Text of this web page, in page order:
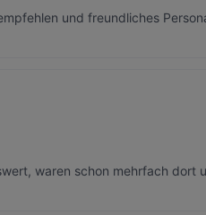
und freundliches
waren schon mehrfach dort